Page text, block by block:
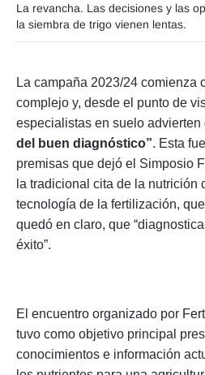
La revancha. Las decisiones y las
la siembra de trigo vienen lentas.
La campaña 2023/24 comienza
complejo y, desde el punto de
especialistas en suelo advierten
del buen diagnóstico”. Esta
premisas que dejó el Simposio
la tradicional cita de la nutrición
tecnología de la fertilización,
quedó en claro, que
éxito”.
El encuentro organizado por
tuvo como objetivo principal
conocimientos e información